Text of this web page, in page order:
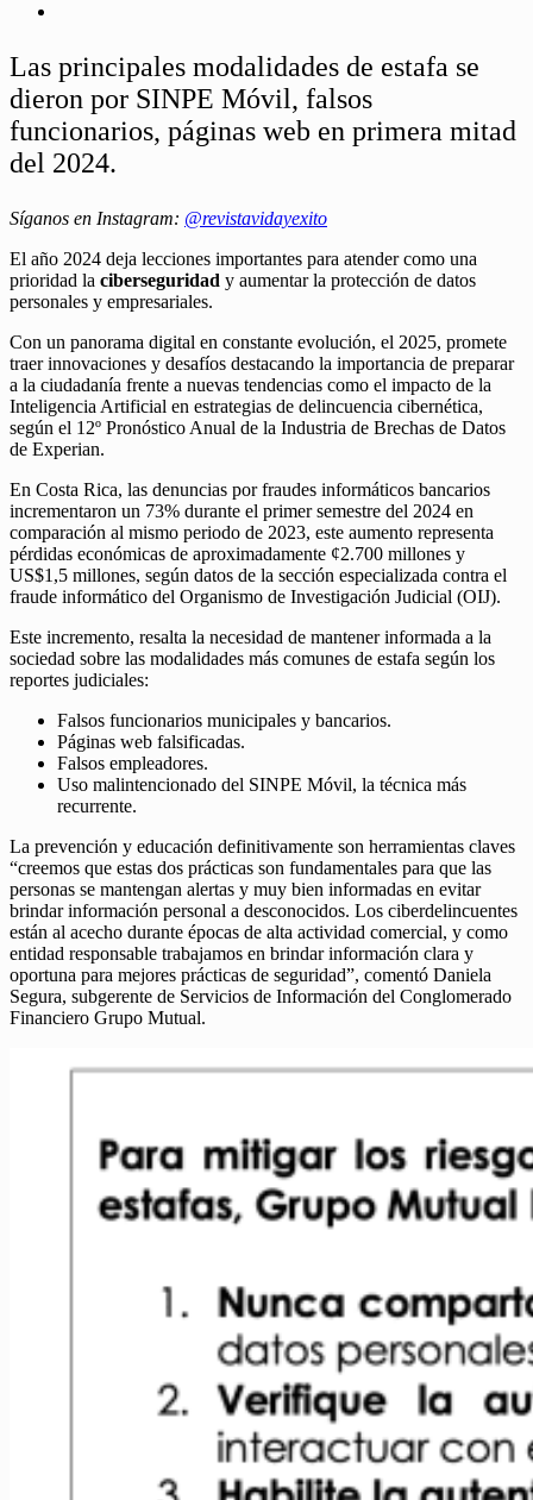
Las principales modalidades de estafa se
dieron por SINPE Móvil, falsos
funcionarios, páginas web en primera mitad
del 2024.
Síganos en Instagram: @revistavidayexito
El año 2024 deja lecciones importantes para atender como una
prioridad la ciberseguridad y aumentar la protección de datos
personales y empresariales.
Con un panorama digital en constante evolución, el 2025, promete
traer innovaciones y desafíos destacando la importancia de preparar
a la ciudadanía frente a nuevas tendencias como el impacto de la
Inteligencia Artificial en estrategias de delincuencia cibernética,
según el 12º Pronóstico Anual de la Industria de Brechas de Datos
de Experian.
En Costa Rica, las denuncias por fraudes informáticos bancarios
incrementaron un 73% durante el primer semestre del 2024 en
comparación al mismo periodo de 2023, este aumento representa
pérdidas económicas de aproximadamente ¢2.700 millones y
US$1,5 millones, según datos de la sección especializada contra el
fraude informático del Organismo de Investigación Judicial (OIJ).
Este incremento, resalta la necesidad de mantener informada a la
sociedad sobre las modalidades más comunes de estafa según los
reportes judiciales:
Falsos funcionarios municipales y bancarios.
Páginas web falsificadas.
Falsos empleadores.
Uso malintencionado del SINPE Móvil, la técnica más
recurrente.
La prevención y educación definitivamente son herramientas claves
“creemos que estas dos prácticas son fundamentales para que las
personas se mantengan alertas y muy bien informadas en evitar
brindar información personal a desconocidos. Los ciberdelincuentes
están al acecho durante épocas de alta actividad comercial, y como
entidad responsable trabajamos en brindar información clara y
oportuna para mejores prácticas de seguridad”, comentó Daniela
Segura, subgerente de Servicios de Información del Conglomerado
Financiero Grupo Mutual.